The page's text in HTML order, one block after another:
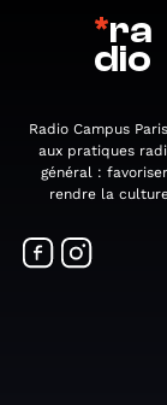
*ra
dio
Radio Campus
aux pratiques
général :
rendre la